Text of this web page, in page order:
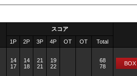
スコア
1P 2P 3P 4P OT OT Total
14
17
14
18
21
21
19
22
68
78
BOX